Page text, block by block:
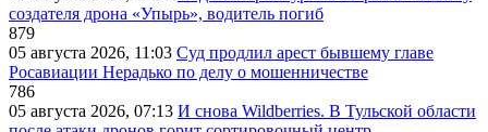
создателя дрона «Упырь», водитель погиб
879
05 августа 2026, 11:03 Суд продлил арест бывшему главе
Росавиации Нерадько по делу о мошенничестве
786
05 августа 2026, 07:13 И снова Wildberries. В Тульской области